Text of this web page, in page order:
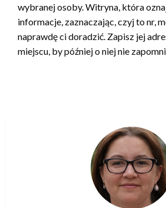
wybranej osoby. Witryna, która
informacje, zaznaczając, czyj to nr,
naprawdę ci doradzić. Zapisz jej
miejscu, by później o niej nie